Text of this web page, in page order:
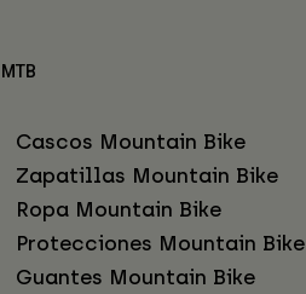
MTB
Cascos Mountain Bike
Zapatillas Mountain Bike
Ropa Mountain Bike
Protecciones Mountain Bike
Guantes Mountain Bike